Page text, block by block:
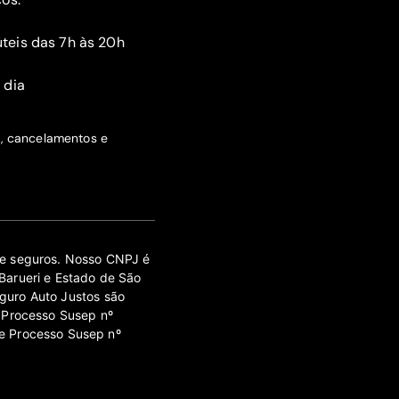
das 7h às 20h
dia
cancelamentos e
seguros. Nosso CNPJ é
e Estado de São
Auto Justos são
Susep nº
Processo Susep nº